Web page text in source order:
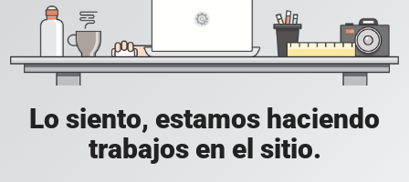
Lo siento, estamos haciendo
trabajos en el sitio.